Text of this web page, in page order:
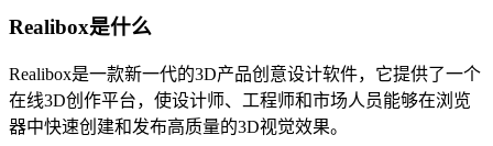
Realibox是什么
Realibox是一款新一代的3D产品创意设计软件，它提供了一个
在线3D创作平台，使设计师、工程师和市场人员能够在浏览
器中快速创建和发布高质量的3D视觉效果。